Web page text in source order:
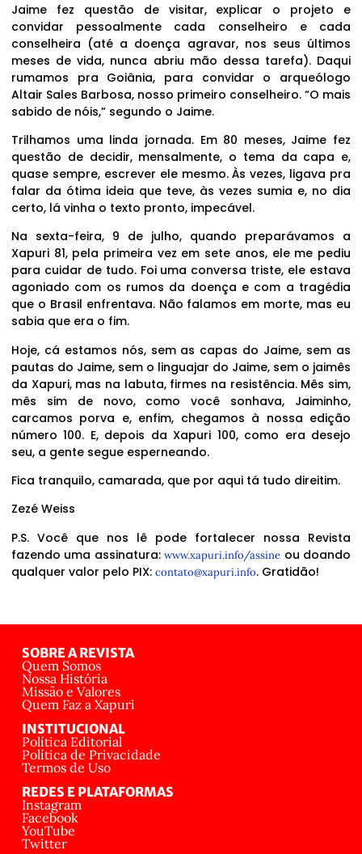
Jaime fez questão de visitar, explicar o projeto e
convidar pessoalmente cada conselheiro e cada
conselheira (até a doença agravar, nos seus últimos
meses de vida, nunca abriu mão dessa tarefa). Daqui
rumamos pra Goiânia, para convidar o arqueólogo
Altair Sales Barbosa, nosso primeiro conselheiro. “O mais
sabido de nóis,” segundo o Jaime.
Trilhamos uma linda jornada. Em 80 meses, Jaime fez
questão de decidir, mensalmente, o tema da capa e,
quase sempre, escrever ele mesmo. Às vezes, ligava pra
falar da ótima ideia que teve, às vezes sumia e, no dia
certo, lá vinha o texto pronto, impecável.
Na sexta-feira, 9 de julho, quando preparávamos a
Xapuri 81, pela primeira vez em sete anos, ele me pediu
para cuidar de tudo. Foi uma conversa triste, ele estava
agoniado com os rumos da doença e com a tragédia
que o Brasil enfrentava. Não falamos em morte, mas eu
sabia que era o fim.
Hoje, cá estamos nós, sem as capas do Jaime, sem as
pautas do Jaime, sem o linguajar do Jaime, sem o jaimês
da Xapuri, mas na labuta, firmes na resistência. Mês sim,
mês sim de novo, como você sonhava, Jaiminho,
carcamos porva e, enfim, chegamos à nossa edição
número 100. E, depois da Xapuri 100, como era desejo
seu, a gente segue esperneando.
Fica tranquilo, camarada, que por aqui tá tudo direitim.
Zezé Weiss
P.S. Você que nos lê pode fortalecer nossa Revista
fazendo uma assinatura:www.xapuri.info/assine ou doando
qualquer valor pelo PIX: contato@xapuri.info. Gratidão!
SOBRE A REVISTA
Quem Somos
Nossa História
Missão e Valores
Quem Faz a Xapuri
INSTITUCIONAL
Política Editorial
Política de Privacidade
Termos de Uso
REDES E PLATAFORMAS
Instagram
Facebook
YouTube
Twitter